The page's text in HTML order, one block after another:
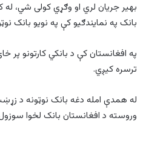
بهیر جریان لري او وګړي کولی شي، له
بانک په نمایندګیو کې په نویو بانک
په افغانستان کې د بانکي کارتونو پر
ترسره کیږي.
له همدې امله دغه بانک نوټونه د
وروسته د افغانستان بانک لخوا